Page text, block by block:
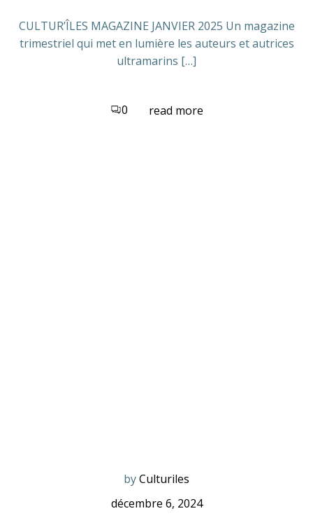
CULTUR’ÎLES MAGAZINE JANVIER 2025 Un magazine
trimestriel qui met en lumière les auteurs et autrices
ultramarins […]
0 read more
byCulturiles
décembre 6, 2024